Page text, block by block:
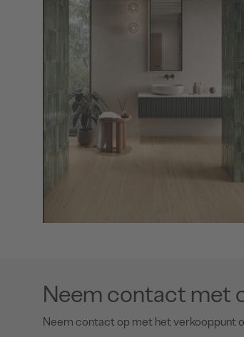
Neem contact met
Neem contact op met het verkooppunt